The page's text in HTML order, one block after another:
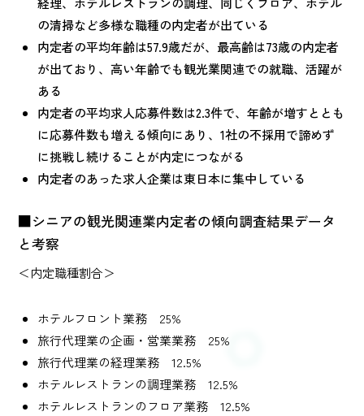
の清掃など多様な職種の内定者が出ている
内定者の平均年齢は57.9歳だが、最高齢は73歳の内定者
が出ており、高い年齢でも観光業関連での就職、活躍が
ある
内定者の平均求人応募件数は2.3件で、年齢が増すととも
に応募件数も増える傾向にあり、1社の不採用で諦めず
に挑戦し続けることが内定につながる
内定者のあった求人企業は東日本に集中している
■シニアの観光関連業内定者の傾向調査結果データ
と考察
＜内定職種割合＞
ホテルフロント業務 25%
旅行代理業の企画・営業業務 25%
旅行代理業の経理業務 12.5%
ホテルレストランの調理業務 12.5%
ホテルレストランのフロア業務 12.5%